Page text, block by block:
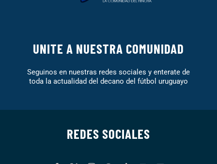
UNITE A NUESTRA COMUNIDAD
Seguinos en nuestras redes sociales y enterate de
toda la actualidad del decano del fútbol uruguayo
REDES SOCIALES